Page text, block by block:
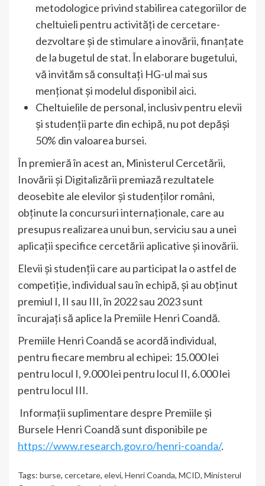
metodologice privind stabilirea categoriilor de
cheltuieli pentru activități de cercetare-
dezvoltare și de stimulare a inovării, finanțate
de la bugetul de stat. În elaborare bugetului,
vă invităm să consultați HG-ul mai sus
menționat și modelul disponibil aici.
Cheltuielile de personal, inclusiv pentru elevii
și studenții parte din echipă, nu pot depăși
50% din valoarea bursei.
În premieră în acest an, Ministerul Cercetării,
Inovării și Digitalizării premiază rezultatele
deosebite ale elevilor și studenților români,
obținute la concursuri internaționale, care au
presupus realizarea unui bun, serviciu sau a unei
aplicații specifice cercetării aplicative și inovării.
Elevii și studenții care au participat la o astfel de
competiție, individual sau în echipă, și au obținut
premiul I, II sau III, în 2022 sau 2023 sunt
încurajați să aplice la Premiile Henri Coandă.
Premiile Henri Coandă se acordă individual,
pentru fiecare membru al echipei: 15.000 lei
pentru locul I, 9.000 lei pentru locul II, 6.000 lei
pentru locul III.
Informații suplimentare despre Premiile și
Bursele Henri Coandă sunt disponibile pe
https://www.research.gov.ro/henri-coanda/.
Tags: burse, cercetare, elevi, Henri Coanda, MCID, Ministerul